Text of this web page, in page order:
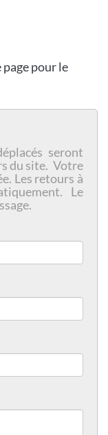
pour le
seront
du site. Votre
Les retours à
Le